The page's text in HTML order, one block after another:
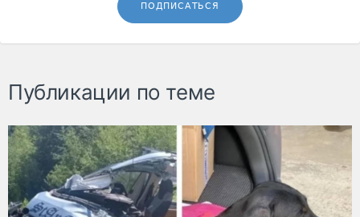
ПОДПИСАТЬСЯ
Публикации по теме